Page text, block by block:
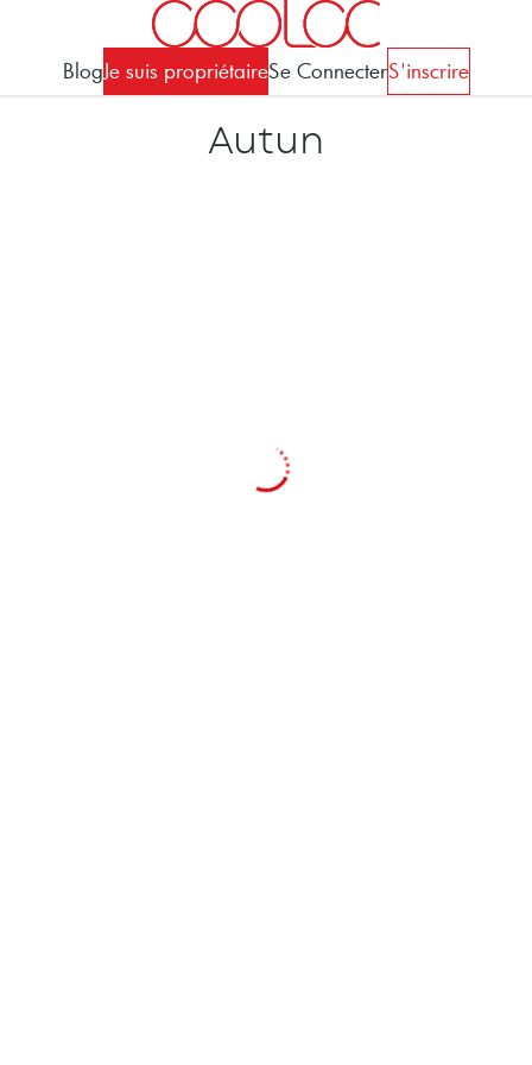
BlogJe suis propriétaireSe ConnecterS'inscrire
Autun